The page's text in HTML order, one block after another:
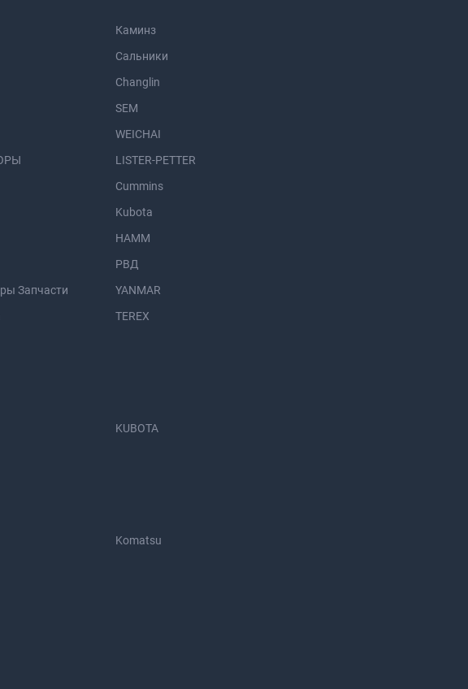
Каминз
Сальники
Changlin
SEM
WEICHAI
LISTER-PETTER
Cummins
Kubota
HAMM
РВД
Запчасти
YANMAR
TEREX
KUBOTA
Komatsu